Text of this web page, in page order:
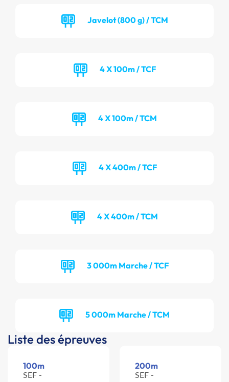
Javelot (800 g) / TCM
4 X 100m / TCF
4 X 100m / TCM
4 X 400m / TCF
4 X 400m / TCM
3 000m Marche / TCF
5 000m Marche / TCM
Liste des épreuves
100m
SEF -
200m
SEF -